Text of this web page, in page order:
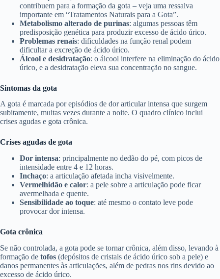
contribuem para a formação da gota – veja uma ressalva
importante em “Tratamentos Naturais para a Gota”.
Metabolismo alterado de purinas: algumas pessoas têm
predisposição genética para produzir excesso de ácido úrico.
Problemas renais: dificuldades na função renal podem
dificultar a excreção de ácido úrico.
Álcool e desidratação: o álcool interfere na eliminação do ácido
úrico, e a desidratação eleva sua concentração no sangue.
Sintomas da gota
A gota é marcada por episódios de dor articular intensa que surgem
subitamente, muitas vezes durante a noite. O quadro clínico inclui
crises agudas e gota crônica.
Crises agudas de gota
Dor intensa: principalmente no dedão do pé, com picos de
intensidade entre 4 e 12 horas.
Inchaço: a articulação afetada incha visivelmente.
Vermelhidão e calor: a pele sobre a articulação pode ficar
avermelhada e quente.
Sensibilidade ao toque: até mesmo o contato leve pode
provocar dor intensa.
Gota crônica
Se não controlada, a gota pode se tornar crônica, além disso, levando à
formação de tofos (depósitos de cristais de ácido úrico sob a pele) e
danos permanentes às articulações, além de pedras nos rins devido ao
excesso de ácido úrico.